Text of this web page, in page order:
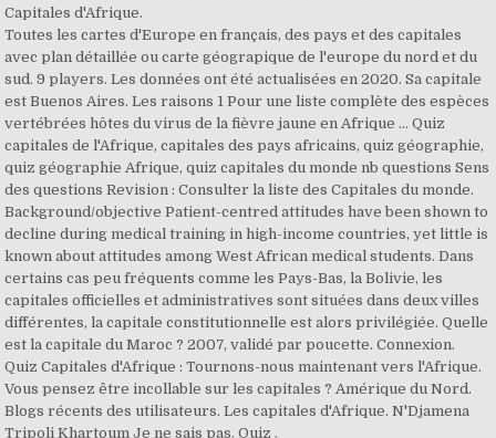
Capitales d'Afrique.
Toutes les cartes d'Europe en français, des pays et des capitales
avec plan détaillée ou carte géograpique de l'europe du nord et du
sud. 9 players. Les données ont été actualisées en 2020. Sa capitale
est Buenos Aires. Les raisons 1 Pour une liste complète des espèces
vertébrées hôtes du virus de la fièvre jaune en Afrique … Quiz
capitales de l'Afrique, capitales des pays africains, quiz géographie,
quiz géographie Afrique, quiz capitales du monde nb questions Sens
des questions Revision : Consulter la liste des Capitales du monde.
Background/objective Patient-centred attitudes have been shown to
decline during medical training in high-income countries, yet little is
known about attitudes among West African medical students. Dans
certains cas peu fréquents comme les Pays-Bas, la Bolivie, les
capitales officielles et administratives sont situées dans deux villes
différentes, la capitale constitutionnelle est alors privilégiée. Quelle
est la capitale du Maroc ? 2007, validé par poucette. Connexion.
Quiz Capitales d'Afrique : Tournons-nous maintenant vers l'Afrique.
Vous pensez être incollable sur les capitales ? Amérique du Nord.
Blogs récents des utilisateurs. Les capitales d'Afrique. N'Djamena
Tripoli Khartoum Je ne sais pas. Quiz .